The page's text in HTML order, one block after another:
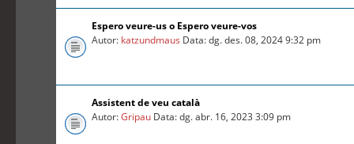
Espero veure-us o Espero veure-vos
Autor: katzundmaus Data: dg. des. 08, 2024 9:32 pm
Assistent de veu català
Autor:Gripau Data: dg. abr. 16, 2023 3:09 pm